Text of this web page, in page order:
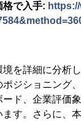
格で入手:
を詳細に分析
ジショニング
ド、企業評価
す。さらに、